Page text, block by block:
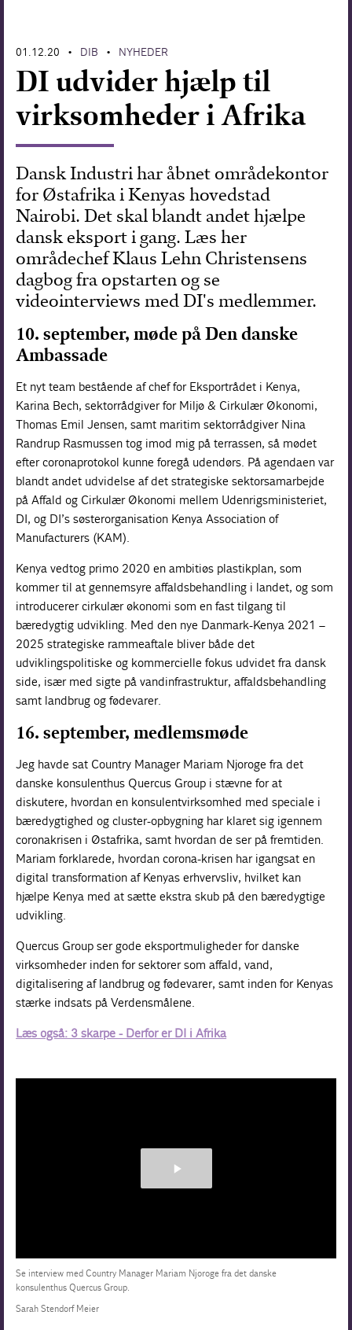
01.12.20 • DIB • NYHEDER
DI udvider hjælp til
virksomheder i Afrika
Dansk Industri har åbnet områdekontor
for Østafrika i Kenyas hovedstad
Nairobi. Det skal blandt andet hjælpe
dansk eksport i gang. Læs her
områdechef Klaus Lehn Christensens
dagbog fra opstarten og se
videointerviews med DI's medlemmer.
10. september, møde på Den danske
Ambassade
Et nyt team bestående af chef for Eksportrådet i Kenya,
Karina Bech, sektorrådgiver for Miljø & Cirkulær Økonomi,
Thomas Emil Jensen, samt maritim sektorrådgiver Nina
Randrup Rasmussen tog imod mig på terrassen, så mødet
efter coronaprotokol kunne foregå udendørs. På agendaen var
blandt andet udvidelse af det strategiske sektorsamarbejde
på Affald og Cirkulær Økonomi mellem Udenrigsministeriet,
DI, og DI’s søsterorganisation Kenya Association of
Manufacturers (KAM).
Kenya vedtog primo 2020 en ambitiøs plastikplan, som
kommer til at gennemsyre affaldsbehandling i landet, og som
introducerer cirkulær økonomi som en fast tilgang til
bæredygtig udvikling. Med den nye Danmark-Kenya 2021 –
2025 strategiske rammeaftale bliver både det
udviklingspolitiske og kommercielle fokus udvidet fra dansk
side, især med sigte på vand­infrastruktur, affaldsbehandling
samt landbrug og fødevarer.
16. september, medlemsmøde
Jeg havde sat Country Manager Mariam Njoroge fra det
danske konsulenthus Quercus Group i stævne for at
diskutere, hvordan en konsulentvirksomhed med speciale i
bæredygtighed og cluster-opbygning har klaret sig igennem
coronakrisen i Østafrika, samt hvordan de ser på fremtiden.
Mariam forklarede, hvordan corona-krisen har igangsat en
digital transformation af Kenyas erhvervsliv, hvilket kan
hjælpe Kenya med at sætte ekstra skub på den bæredygtige
udvikling.
Quercus Group ser gode eksportmuligheder for danske
virksomheder inden for sektorer som affald, vand,
digitalisering af landbrug og fødevarer, samt inden for Kenyas
stærke indsats på Verdensmålene.
Læs også: 3 skarpe - Derfor er DI i Afrika
Se interview med Country Manager Mariam Njoroge fra det danske
konsulenthus Quercus Group.
Sarah Stendorf Meier